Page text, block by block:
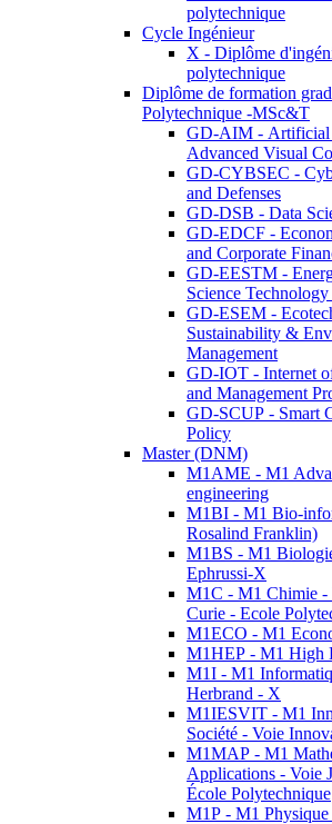
polytechnique
Cycle Ingénieur
X - Diplôme
polytechnique
Diplôme de formation
Polytechnique -MSc&T
GD-AIM - Artificial
Advanced Visual
GD-CYBSEC -
and Defenses
GD-DSB - Data
GD-EDCF -
and Corporate
GD-EESTM -
Science
GD-ESEM -
Sustainability &
Management
GD-IOT - Internet
and Management
GD-SCUP - Smart
Policy
Master (DNM)
M1AME - M1
engineering
M1BI - M1 Bio-
Rosalind Franklin)
M1BS - M1
Ephrussi-X
M1C - M1 Chimie -
Curie - Ecole
M1ECO - M1
M1HEP - M1 High
M1I - M1
Herbrand - X
M1IESVIT - M1
Société - Voie
M1MAP - M1
Applications - Voie
École Polytechnique
M1P - M1